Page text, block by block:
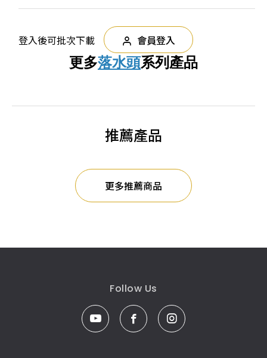
登入後可批次下載 會員登入
更多落水頭系列產品
推薦產品
更多推薦商品
Follow Us